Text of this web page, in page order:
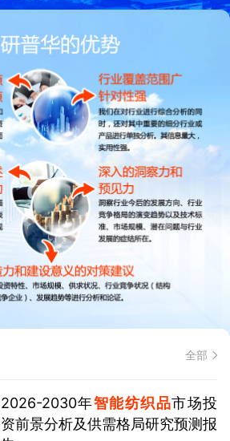
全部
2026-2030年智能纺织品市场投
资前景分析及供需格局研究预测报